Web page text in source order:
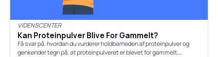
VIDENSCENTER
Kan Proteinpulver Blive For Gammelt?
Få svar på, hvordan du vurderer holdbarheden af proteinpulver og
genkender tegn på, at proteinpulveret er blevet for gammelt....